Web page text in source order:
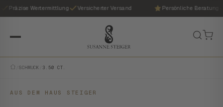
Präzise Wertermittlung Versicherter Versand Persönliche Beratung
SCHMUCK 3.50 CT.
AUS DEM HAUS STEIGER